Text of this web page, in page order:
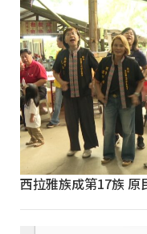
西拉雅族成第17族 原